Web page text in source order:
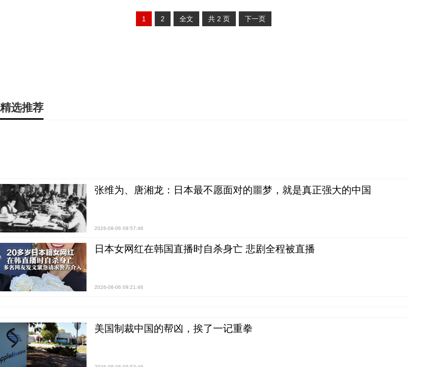
1 2 全文 共 2 页 下一页
精选推荐
张维为、唐湘龙：日本最不愿面对的噩梦，就是真正强大的中国
2026-08-06 09:57:46
日本女网红在韩国直播时自杀身亡 悲剧全程被直播
2026-08-06 09:21:46
美国制裁中国的帮凶，挨了一记重拳